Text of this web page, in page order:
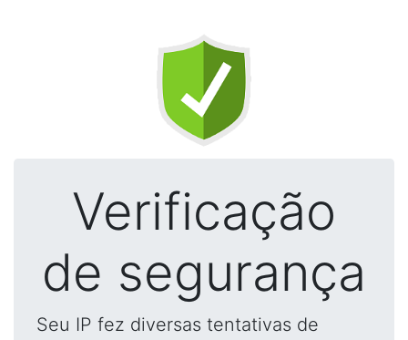
Verificação
de segurança
Seu IP fez diversas tentativas de